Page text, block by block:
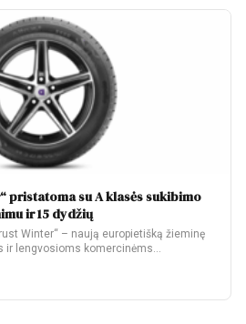
pristatoma su A klasės sukibimo
ir 15 dydžių
Winter“ – naują europietišką žieminę
ir lengvosioms komercinėms…